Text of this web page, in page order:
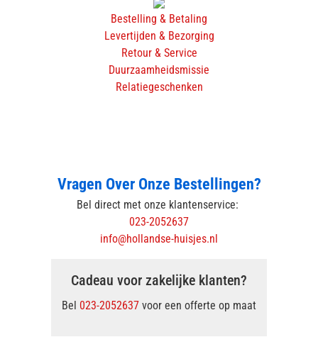
Bestelling & Betaling
Levertijden & Bezorging
Retour & Service
Duurzaamheidsmissie
Relatiegeschenken
Vragen Over Onze Bestellingen?
Bel direct met onze klantenservice:
023-2052637
info@hollandse-huisjes.nl
Cadeau voor zakelijke klanten?
Bel 023-2052637 voor een offerte op maat